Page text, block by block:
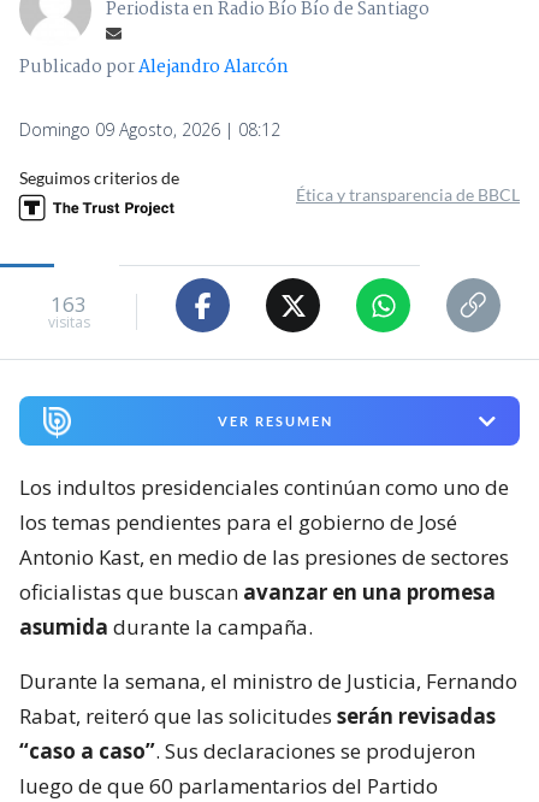
Periodista en Radio Bío Bío de Santiago
Publicado porAlejandro Alarcón
Domingo 09 Agosto, 2026 | 08:12
Seguimos criterios de
Ética y transparencia de BBCL
163
visitas
VER RESUMEN
Los indultos presidenciales continúan como uno de
los temas pendientes para el gobierno de José
Antonio Kast, en medio de las presiones de sectores
oficialistas que buscan avanzar en una promesa
asumida durante la campaña.
Durante la semana, el ministro de Justicia, Fernando
Rabat, reiteró que las solicitudes serán revisadas
“caso a caso”. Sus declaraciones se produjeron
luego de que 60 parlamentarios del Partido